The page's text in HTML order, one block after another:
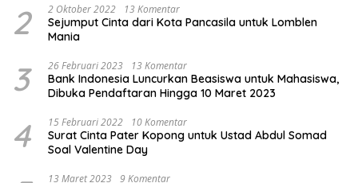
2 2 Oktober 2022 13 Komentar
Sejumput Cinta dari Kota Pancasila untuk Lomblen
Mania
3 26 Februari 2023 13 Komentar
Bank Indonesia Luncurkan Beasiswa untuk Mahasiswa,
Dibuka Pendaftaran Hingga 10 Maret 2023
4 15 Februari 2022 10 Komentar
Surat Cinta Pater Kopong untuk Ustad Abdul Somad
Soal Valentine Day
13 Maret 2023 9 Komentar